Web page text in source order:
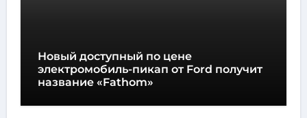
Новый доступный по цене
электромобиль-пикап от Ford получит
название «Fathom»